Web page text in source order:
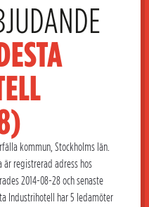
kommun, Stockholms län.
är registrerad adress hos
2014-08-28 och senaste
Industrihotell har 5 ledamöter